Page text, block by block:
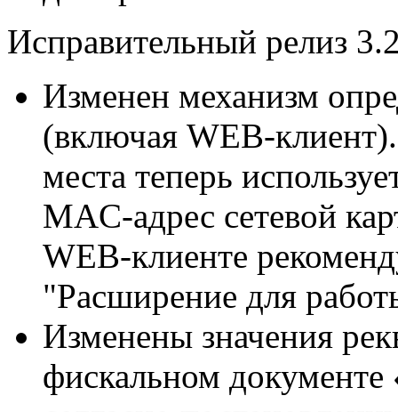
Исправительный релиз
Изменен механизм
(включая WEB-
места теперь
MAC-адрес сетевой
WEB-клиенте
"Расширение для
Изменены значения
фискальном документе